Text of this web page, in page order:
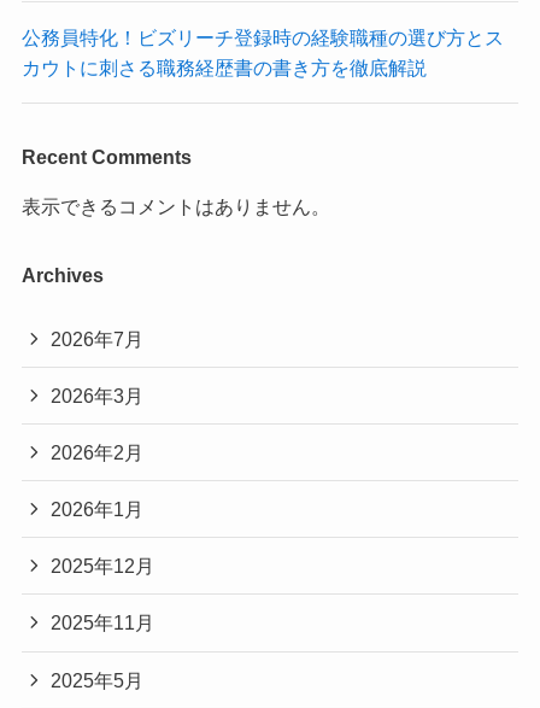
公務員特化！ビズリーチ登録時の経験職種の選び方とス
カウトに刺さる職務経歴書の書き方を徹底解説
Recent Comments
表示できるコメントはありません。
Archives
2026年7月
2026年3月
2026年2月
2026年1月
2025年12月
2025年11月
2025年5月